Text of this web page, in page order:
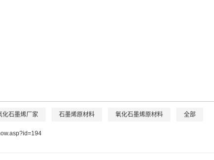
化石墨烯厂家 石墨烯原材料 氧化石墨烯原材料 全部